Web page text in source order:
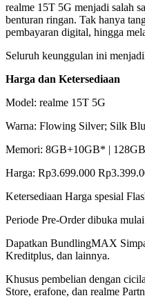
realme 15T 5G menjadi salah
benturan ringan. Tak hanya
pembayaran digital, hingga
Seluruh keunggulan ini
Harga dan Ketersediaan
Model: realme 15T 5G
Warna: Flowing Silver; Silk
Memori: 8GB+10GB* | 128GB
Harga: Rp3.699.000
Ketersediaan Harga spesial
Periode Pre-Order dibuka
Dapatkan BundlingMAX
Kreditplus, dan lainnya.
Khusus pembelian dengan
Store, erafone, dan realme